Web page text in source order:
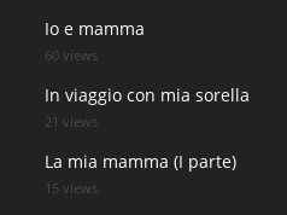
Io e mamma
60 views
In viaggio con mia sorella
21 views
La mia mamma (I parte)
15 views